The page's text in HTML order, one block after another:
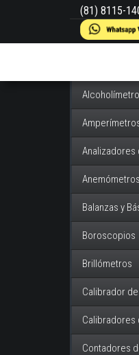
(81) 8115-
Analizadores
Anemómetros
Balanzas y
Boroscopios
Brillómetros
Calibrador
Calibradores
Contadores